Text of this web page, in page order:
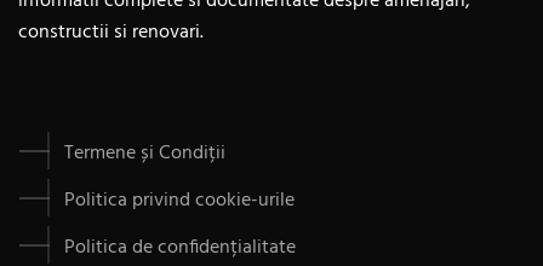
constructii si renovari.
Termene și Condiții
Politica privind cookie-urile
Politica de confidențialitate